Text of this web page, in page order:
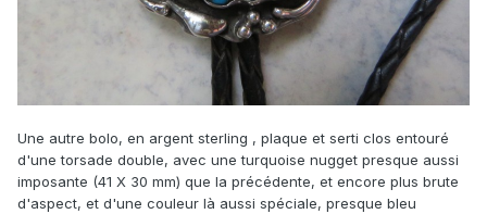
Une autre bolo, en argent sterling , plaque et serti clos entouré
d'une torsade double, avec une turquoise nugget presque aussi
imposante (41 X 30 mm) que la précédente, et encore plus brute
d'aspect, et d'une couleur là aussi spéciale, presque bleu